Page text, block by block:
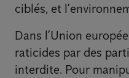
ciblés, et
Dans l’Union
raticides par des
interdite. Pour